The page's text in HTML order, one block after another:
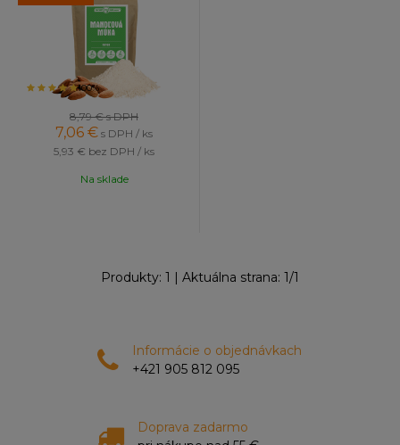
100%
8,79 €s DPH
7,06 € s DPH / ks
5,93 € bez DPH / ks
Na sklade
Produkty: 1 | Aktuálna strana: 1/1
Informácie o objednávkach
+421 905 812 095
Doprava zadarmo